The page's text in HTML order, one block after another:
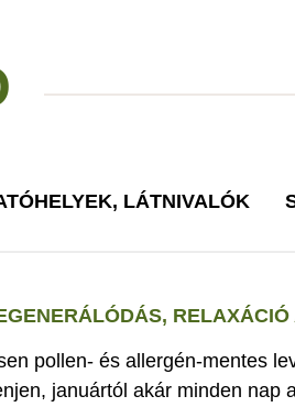
LÁTNIVALÓK
pollen- és allergén-mentes
januártól akár minden nap